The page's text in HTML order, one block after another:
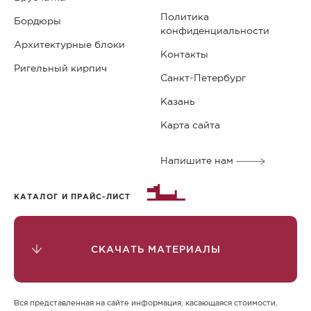
Брусчатка фигурная от Steingot предлагается по
конкурентоспособным ценам, отличающимся от
(для самой доступной серии в сером цвете). Этот
где важны технические характеристики, а не
общественных мест рекомендуется выбрать
начинается от 1 348 рублей за м2.
Бордюры
Архитектурные блоки
Ригельный кирпич
Политика
конфиденциальности
Контакты
Санкт-Петербург
Казань
Карта сайта
Напишите нам
КАТАЛОГ И ПРАЙС-ЛИСТ
СКАЧАТЬ МАТЕРИАЛЫ
Вся представленная на сайте информация, касающаяся стоимости,